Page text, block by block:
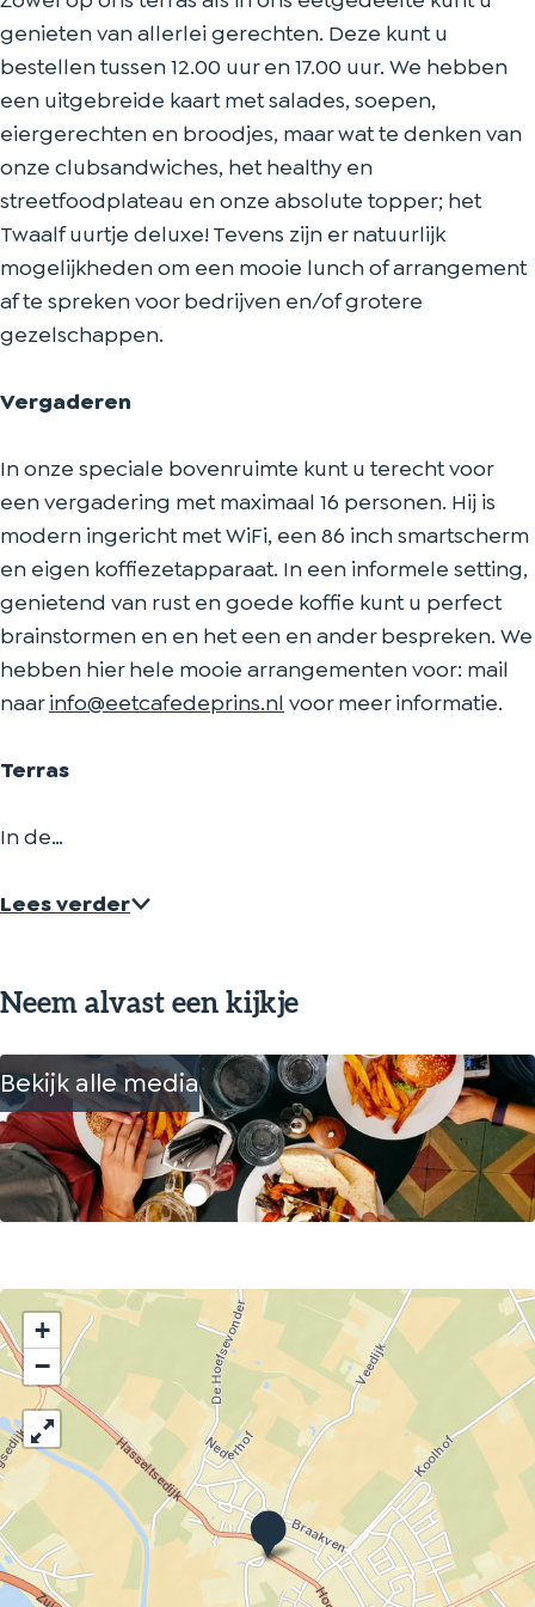
genieten van allerlei gerechten. Deze kunt u
bestellen tussen 12.00 uur en 17.00 uur. We hebben
een uitgebreide kaart met salades, soepen,
eiergerechten en broodjes, maar wat te denken van
onze clubsandwiches, het healthy en
streetfoodplateau en onze absolute topper; het
Twaalf uurtje deluxe! Tevens zijn er natuurlijk
mogelijkheden om een mooie lunch of arrangement
af te spreken voor bedrijven en/of grotere
gezelschappen.
Vergaderen
In onze speciale bovenruimte kunt u terecht voor
een vergadering met maximaal 16 personen. Hij is
modern ingericht met WiFi, een 86 inch smartscherm
en eigen koffiezetapparaat. In een informele setting,
genietend van rust en goede koffie kunt u perfect
brainstormen en en het een en ander bespreken. We
hebben hier hele mooie arrangementen voor: mail
naarinfo@eetcafedeprins.nl voor meer informatie.
Terras
In de…
Lees verder
Neem alvast een kijkje
Bekijk alle media
E
t
c
+
−